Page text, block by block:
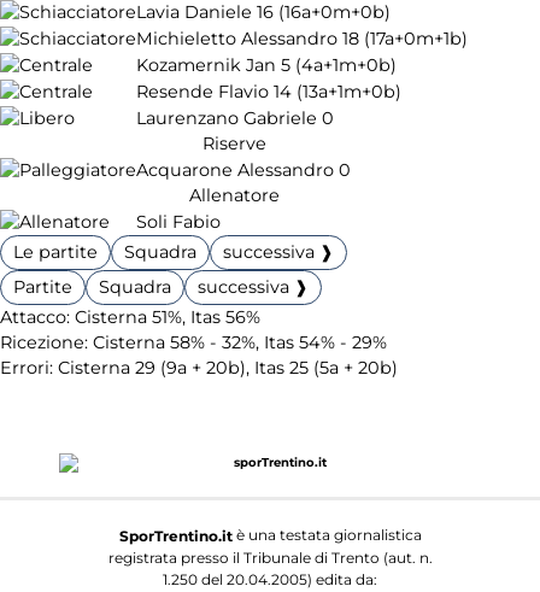
Lavia Daniele 16 (16a+0m+0b)
Michieletto Alessandro 18 (17a+0m+1b)
Kozamernik Jan 5 (4a+1m+0b)
Resende Flavio 14 (13a+1m+0b)
Laurenzano Gabriele 0
Riserve
Acquarone Alessandro 0
Allenatore
Soli Fabio
Le partite
Squadra
successiva ❱
Partite
Squadra
successiva ❱
Attacco: Cisterna 51%, Itas 56%
Ricezione: Cisterna 58% - 32%, Itas 54% - 29%
Errori: Cisterna 29 (9a + 20b), Itas 25 (5a + 20b)
SporTrentino.itè una testata giornalistica
registrata presso il Tribunale di Trento (aut. n.
1.250 del 20.04.2005) edita da: